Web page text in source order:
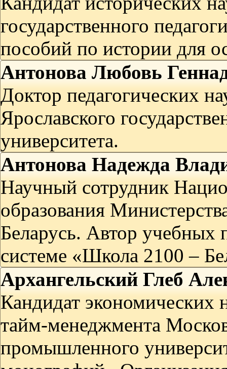
государственного
пособий по истории для
Антонова Любовь
Доктор педагогических
Ярославского
университета.
Антонова Надежда
Научный сотрудник
образования
Беларусь. Автор учебных
системе «Школа 2100 –
Архангельский Глеб
Кандидат экономических
тайм-менеджмента
промышленного